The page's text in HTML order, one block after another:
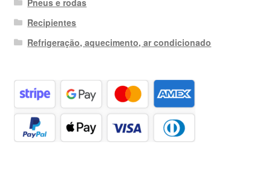
Recipientes
Refrigeração, aquecimento, ar condicionado